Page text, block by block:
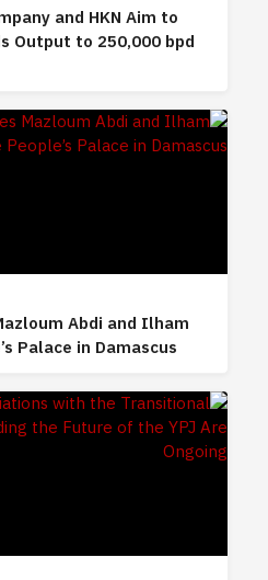
and HKN Aim to
Output to 250,000 bpd
Abdi and Ilham
Palace in Damascus